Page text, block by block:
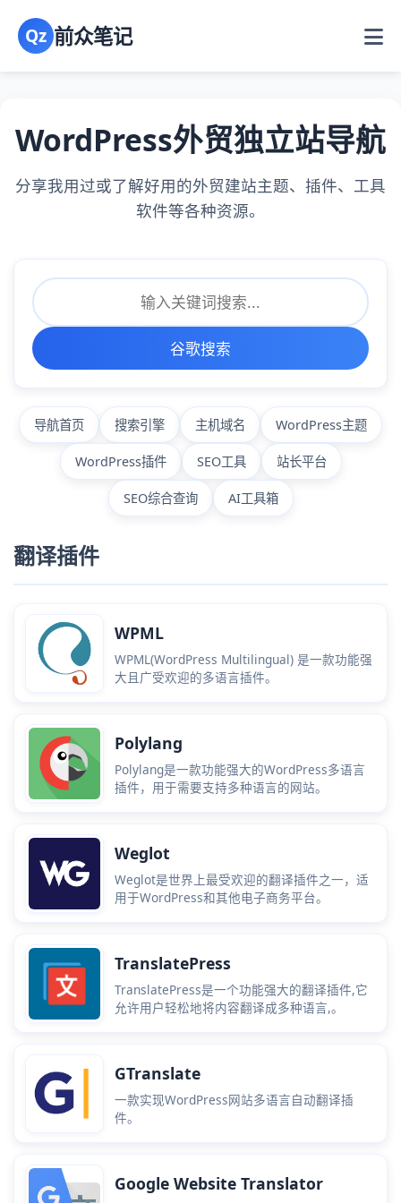
Qz 前众笔记
WordPress外贸独立站导航
分享我用过或了解好用的外贸建站主题、插件、工具
软件等各种资源。
谷歌搜索
导航首页 搜索引擎 主机域名 WordPress主题
WordPress插件 SEO工具 站长平台
SEO综合查询 AI工具箱
翻译插件
WPML
WPML(WordPress Multilingual) 是一款功能强
大且广受欢迎的多语言插件。
Polylang
Polylang是一款功能强大的WordPress多语言
插件，用于需要支持多种语言的网站。
Weglot
Weglot是世界上最受欢迎的翻译插件之一，适
用于WordPress和其他电子商务平台。
TranslatePress
TranslatePress是一个功能强大的翻译插件,它
允许用户轻松地将内容翻译成多种语言,。
GTranslate
一款实现WordPress网站多语言自动翻译插
件。
Google Website Translator